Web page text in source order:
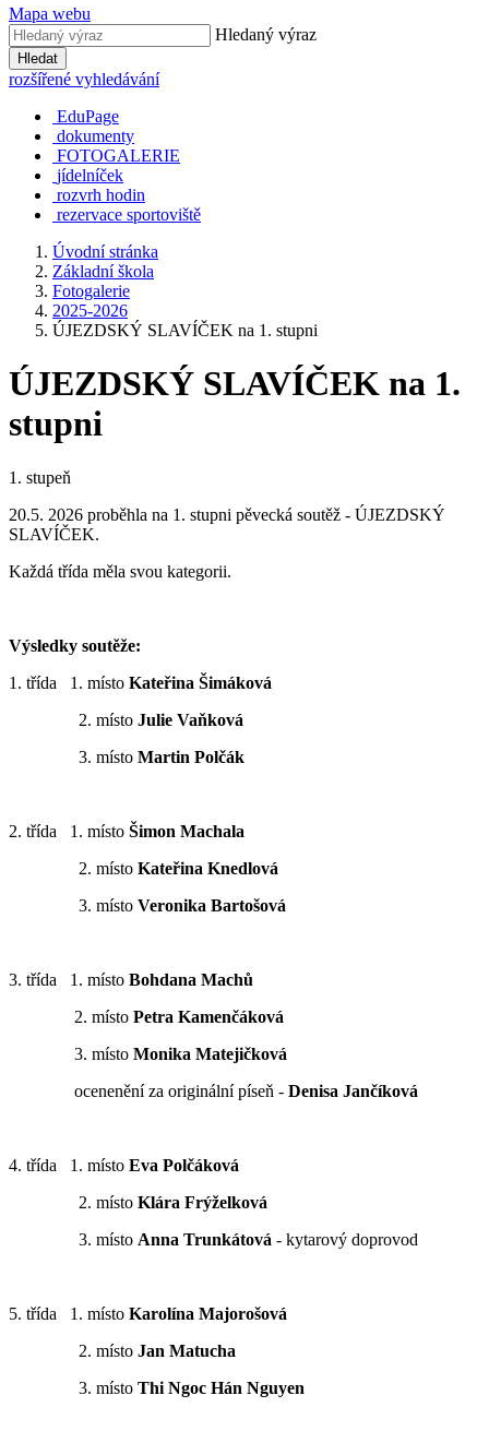
Mapa webu
Hledaný výraz
Hledat
rozšířené vyhledávání
EduPage
dokumenty
FOTOGALERIE
jídelníček
rozvrh hodin
rezervace sportoviště
Úvodní stránka
Základní škola
Fotogalerie
2025-2026
ÚJEZDSKÝ SLAVÍČEK na 1. stupni
ÚJEZDSKÝ SLAVÍČEK na 1.
stupni
1. stupeň
20.5. 2026 proběhla na 1. stupni pěvecká soutěž - ÚJEZDSKÝ
SLAVÍČEK.
Každá třída měla svou kategorii.
Výsledky soutěže:
1. třída 1. místo Kateřina Šimáková
2. místo Julie Vaňková
3. místo Martin Polčák
2. třída 1. místo Šimon Machala
2. místo Kateřina Knedlová
3. místo Veronika Bartošová
3. třída 1. místo Bohdana Machů
2. místo Petra Kamenčáková
3. místo Monika Matejičková
ocenenění za originální píseň - Denisa Jančíková
4. třída 1. místo Eva Polčáková
2. místo Klára Frýželková
3. místo Anna Trunkátová - kytarový doprovod
5. třída 1. místo Karolína Majorošová
2. místo Jan Matucha
3. místo Thi Ngoc Hán Nguyen